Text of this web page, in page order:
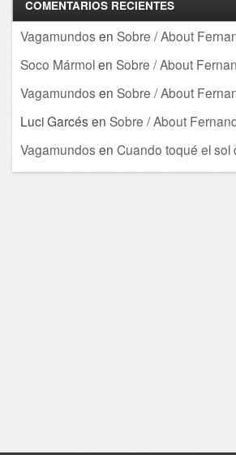
COMENTARIOS RECIENTES
Vagamundos en Sobre / About
Soco Mármolen Sobre / About
Vagamundos en Sobre / About
Luci Garcés en Sobre / About
Vagamundos en Cuando toqué el sol